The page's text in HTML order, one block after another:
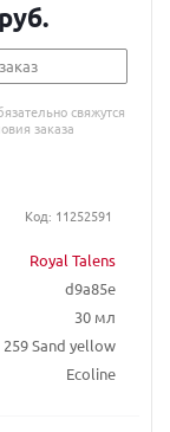
Royal Talens
d9a85e
30 мл
259 Sand yellow
Ecoline
свяжутся
заказа
Код: 11252591